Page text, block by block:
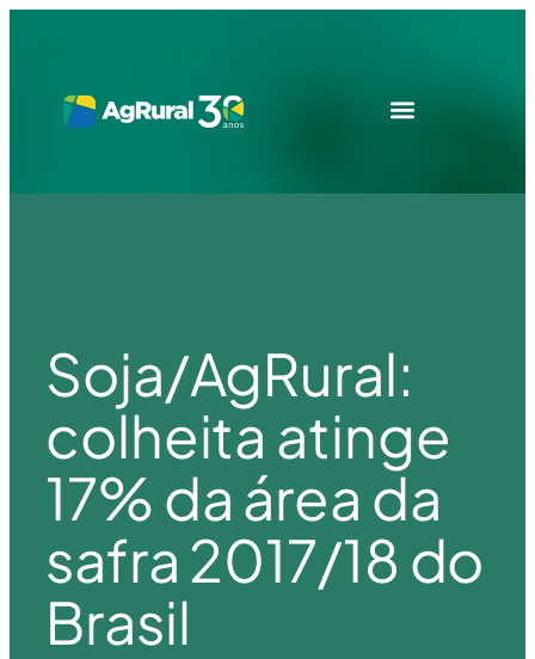
Soja/AgRural:
colheita atinge
17% da área da
safra 2017/18 do
Brasil